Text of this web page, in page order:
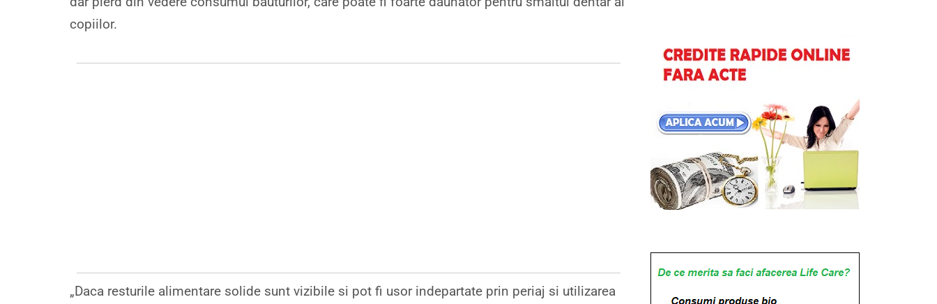
copiilor.
„Daca resturile alimentare solide sunt vizibile si pot fi usor indepartate prin periaj si utilizarea